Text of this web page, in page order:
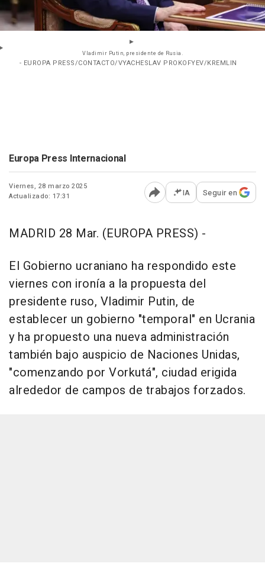
Vladimir Putin, presidente de Rusia.
- EUROPA PRESS/CONTACTO/VYACHESLAV PROKOFYEV/KREMLIN
Europa Press Internacional
Viernes, 28 marzo 2025
Actualizado: 17:31
Abrir opciones para
IA Seguir en
MADRID 28 Mar. (EUROPA PRESS) -
El Gobierno ucraniano ha respondido este
viernes con ironía a la propuesta del
presidente ruso, Vladimir Putin, de
establecer un gobierno "temporal" en Ucrania
y ha propuesto una nueva administración
también bajo auspicio de Naciones Unidas,
"comenzando por Vorkutá", ciudad erigida
alrededor de campos de trabajos forzados.